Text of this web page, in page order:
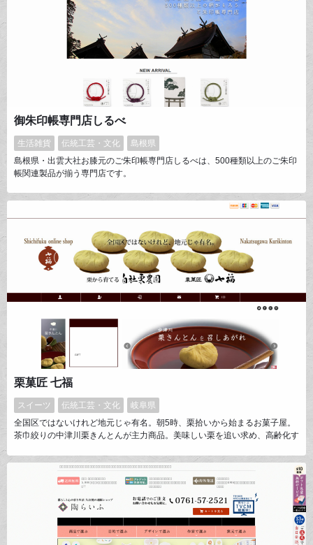
御朱印帳専門店しるべ
生活雑貨 伝統工芸・文化
島根県
島根県・出雲大社お膝元のご朱印帳専門店しるべは、500種類以上のご朱印
帳関連製品が揃う専門店です。
栗菓匠 七福
スイーツ 伝統工芸・文化
岐阜県
全国区ではないけれど地元じゃ有名。朝5時、栗拾いから始まるお菓子屋。
茶巾絞りの中津川栗きんとんが主力商品。美味しい栗を追い求め、高齢化す